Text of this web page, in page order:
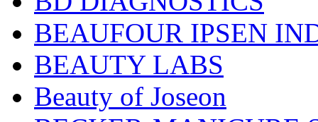
BEAUFOUR IPSEN
BEAUTY LABS
Beauty of Joseon